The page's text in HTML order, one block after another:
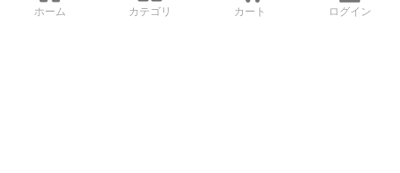
ホーム カテゴリ カート ログイン